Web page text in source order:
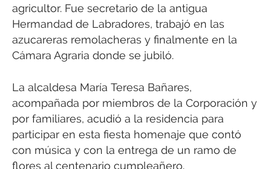
agricultor. Fue secretario de la antigua
Hermandad de Labradores, trabajó en las
azucareras remolacheras y finalmente en la
Cámara Agraria donde se jubiló.
La alcaldesa María Teresa Bañares,
acompañada por miembros de la Corporación y
por familiares, acudió a la residencia para
participar en esta fiesta homenaje que contó
con música y con la entrega de un ramo de
flores al centenario cumpleañero.